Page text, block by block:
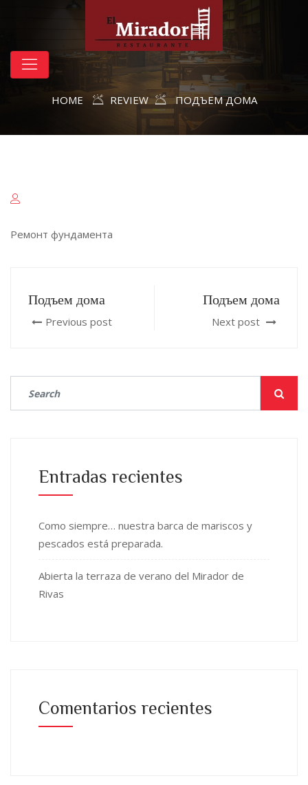
HOME REVIEW ПОДЪЕМ ДОМА
Ремонт фундамента
Подъем дома
Previous post
Подъем дома
Next post
Entradas recientes
Como siempre… nuestra barca de mariscos y
pescados está preparada.
Abierta la terraza de verano del Mirador de
Rivas
Comentarios recientes